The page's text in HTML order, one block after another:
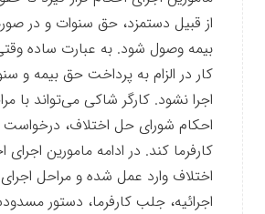
از قبیل دستمزد، حق سنوات و در
بیمه وصول شود. به عبارت ساده
کار در الزام به پرداخت حق بیمه و
اجرا نشود. کارگر شاکی می‌تواند با
احکام شورای حل اختلاف، درخواست
کارفرما کند. در ادامه مامورین
اختلاف وارد عمل شده و مراحل
اجرائیه، جلب کارفرما، دستور